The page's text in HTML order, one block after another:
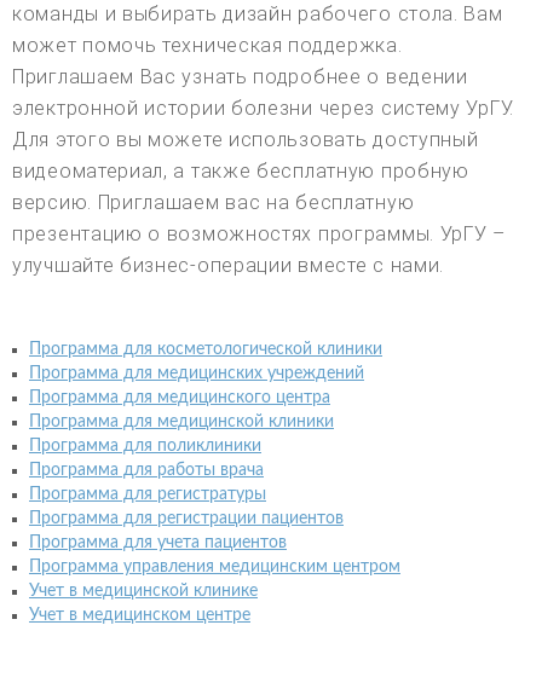
команды и выбирать дизайн рабочего стола. Вам
может помочь техническая поддержка.
Приглашаем Вас узнать подробнее о ведении
электронной истории болезни через систему УрГУ.
Для этого вы можете использовать доступный
видеоматериал, а также бесплатную пробную
версию. Приглашаем вас на бесплатную
презентацию о возможностях программы. УрГУ –
улучшайте бизнес-операции вместе с нами.
Программа для косметологической клиники
Программа для медицинских учреждений
Программа для медицинского центра
Программа для медицинской клиники
Программа для поликлиники
Программа для работы врача
Программа для регистратуры
Программа для регистрации пациентов
Программа для учета пациентов
Программа управления медицинским центром
Учет в медицинской клинике
Учет в медицинском центре